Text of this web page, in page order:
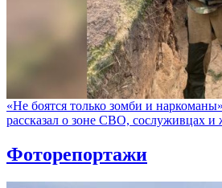
«Не боятся только зомби и
рассказал о зоне СВО, сослуживцах и
Фоторепортажи